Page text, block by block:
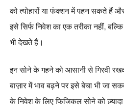
को त्योहारों या फंक्शन में पहन सकते हैं
इसे सिर्फ निवेश का एक तरीका नहीं,
भी देखते हैं।
इन सोने के गहने को आसानी से गिरवी
बाज़ार में भाव बढ़ने पर इसे बेचा भी जा
के निवेश के लिए फिजिकल सोने को